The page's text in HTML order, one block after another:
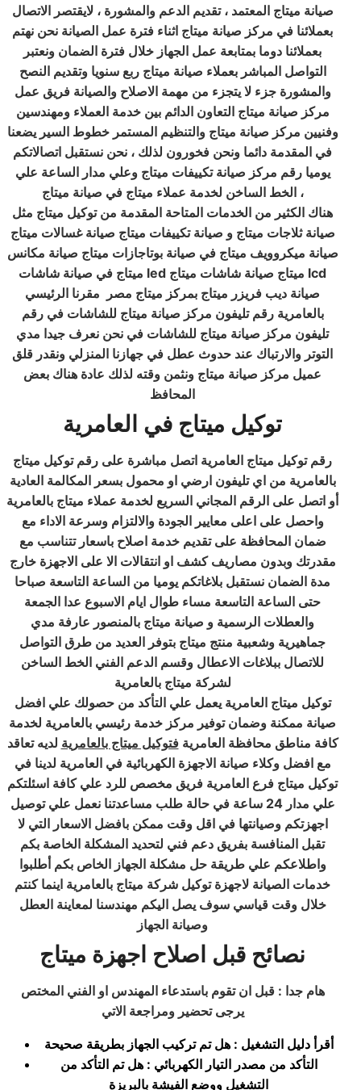
صيانة ميتاج المعتمد ، تقديم الدعم والمشورة ، لايقتصر الاتصال
بعملائنا في مركز صيانة ميتاج اثناء فترة عمل الصيانة نحن نهتم
بعملائنا دوما بمتابعة عمل الجهاز خلال فترة الضمان ونعتبر
التواصل المباشر بعملاء صيانة ميتاج ربع سنويا وتقديم النصح
والمشورة جزء لا يتجزء من مهمة الاصلاح والصيانة فريق عمل
مركز صيانة ميتاج التعاون الدائم بين خدمة العملاء ومهندسين
وفنيين مركز صيانة ميتاج والتنظيم المستمر خطوط السير يضعنا
في المقدمة دائما ونحن فخورون لذلك ، نحن نستقبل اتصالاتكم
يوميا رقم مركز صيانة تكييفات ميتاج وعلي مدار الساعة علي
الخط الساخن لخدمة عملاء ميتاج في صيانة ميتاج ،
هناك الكثير من الخدمات المتاحة المقدمة من توكيل ميتاج مثل
صيانة ثلاجات ميتاج و صيانة تكييفات ميتاج صيانة غسالات ميتاج
صيانة ميكروويف ميتاج في صيانة بوتاجازات ميتاج صيانة مكانس
ميتاج في صيانة شاشات led ميتاج صيانة شاشات ميتاج lcd
صيانة ديب فريزر ميتاج بمركز ميتاج مصر مقرنا الرئيسي
بالعامرية رقم تليفون مركز صيانة ميتاج للشاشات في رقم
تليفون مركز صيانة ميتاج للشاشات في نحن نعرف جيدا مدي
التوتر والارتباك عند حدوث عطل في جهازنا المنزلي ونقدر قلق
عميل مركز صيانة ميتاج ونثمن وقته لذلك عادة هناك بعض
المحافظ
توكيل ميتاج في العامرية
رقم توكيل ميتاج العامرية اتصل مباشرة على رقم توكيل ميتاج
بالعامرية من اي تليفون ارضي او محمول بسعر المكالمة العادية
أو اتصل على الرقم المجاني السريع لخدمة عملاء ميتاج بالعامرية
واحصل على اعلى معايير الجودة والالتزام وسرعة الاداء مع
ضمان المحافظة على تقديم خدمة اصلاح باسعار تتناسب مع
مقدرتك وبدون مصاريف كشف او انتقالات الا على الاجهزة خارج
مدة الضمان نستقبل بلاغاتكم يوميا من الساعة التاسعة صباحا
حتى الساعة التاسعة مساء طوال ايام الاسبوع عدا الجمعة
والعطلات الرسمية و صيانة ميتاج بالمنصور عارفة مدي
جماهيرية وشعبية منتج ميتاج بتوفر العديد من طرق التواصل
للاتصال ببلاغات الاعطال وقسم الدعم الفني الخط الساخن
لشركة ميتاج بالعامرية
توكيل ميتاج العامرية يعمل علي التأكد من حصولك علي افضل
صيانة ممكنة وضمان توفير مركز خدمة رئيسي بالعامرية لخدمة
كافة مناطق محافظة العامريةفتوكيل ميتاج بالعامرية لديه تعاقد
مع افضل وكلاء صيانة الاجهزة الكهربائية في العامرية لدينا في
توكيل ميتاج فرع العامرية فريق مخصص للرد علي كافة اسئلتكم
علي مدار 24 ساعة في حالة طلب مساعدتنا نعمل علي توصيل
اجهزتكم وصيانتها في اقل وقت ممكن بافضل الاسعار التي لا
تقبل المنافسة بفريق دعم فني لتحديد المشكلة الخاصة بكم
واطلاعكم علي طريقة حل مشكلة الجهاز الخاص بكم أطلبوا
خدمات الصيانة لاجهزة توكيل شركة ميتاج بالعامرية اينما كنتم
خلال وقت قياسي سوف يصل اليكم مهندسنا لمعاينة العطل
وصيانة الجهاز
نصائح قبل اصلاح اجهزة ميتاج
هام جدا : قبل ان تقوم باستدعاء المهندس او الفني المختص
يرجى تحضير ومراجعة الاتي
أقرأ دليل التشغيل : هل تم تركيب الجهاز بطريقة صحيحة
التأكد من مصدر التيار الكهربائي : هل تم التأكد من
التشغيل ووضع الفيشة بالبريزة